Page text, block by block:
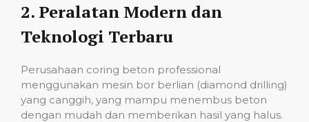
2. Peralatan Modern dan
Teknologi Terbaru
Perusahaan coring beton professional
menggunakan mesin bor berlian (diamond drilling)
yang canggih, yang mampu menembus beton
dengan mudah dan memberikan hasil yang halus.